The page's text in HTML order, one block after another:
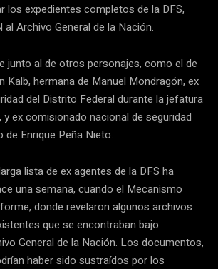
los expedientes completos de la DFS,
al Archivo General de la Nación.
junto al de otros personajes, como el de
Kalb, hermana de Manuel Mondragón, ex
del Distrito Federal durante la jefatura
y ex comisionado nacional de seguridad
de Enrique Peña Nieto.
lista de ex agentes de la DFS ha
una semana, cuando el Mecanismo
donde revelaron algunos archivos
que se encontraban bajo
General de la Nación. Los documentos,
haber sido sustraídos por los